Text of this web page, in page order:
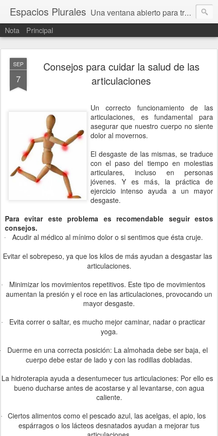
Espacios Plurales Una ventana abierto para tratar problemas que nos afectan a todxs. Temas sociales, educación, cultura, economía, política, derechos, calidad de vida. Estamos gobernados, pero queremos una calidad mayor en la política.
Nota Principal
SEP
7
Consejos para cuidar la salud de las
articulaciones
Un correcto funcionamiento de las
articulaciones, es fundamental para
asegurar que nuestro cuerpo no siente
dolor al movernos.
El desgaste de las mismas, se traduce
con el paso del tiempo en molestias
articulares, incluso en personas
jóvenes. Y es más, la práctica de
ejercicio intenso ayuda a un mayor
desgaste.
Para evitar este problema es recomendable seguir estos
consejos.
·
Acudir al médico al mínimo dolor o si sentimos que ésta cruje.
Evitar el sobrepeso, ya que los kilos de más ayudan a desgastar las
articulaciones.
·
Minimizar los movimientos repetitivos. Este tipo de movimientos
aumentan la presión y el roce en las articulaciones, provocando un
mayor desgaste.
·
Evita correr o saltar, es mucho mejor caminar, nadar o practicar
yoga.
Duerme en una correcta posición: La almohada debe ser baja, el
cuerpo debe estar de lado y con las rodillas dobladas.
La hidroterapia ayuda a desentumecer tus articulaciones: Por ello es
bueno ducharse antes de acostarse y al levantarse, con agua
caliente.
·
Ciertos alimentos como el pescado azul, las acelgas, el apio, los
espárragos o los lácteos desnatados ayudan a mejorar tus